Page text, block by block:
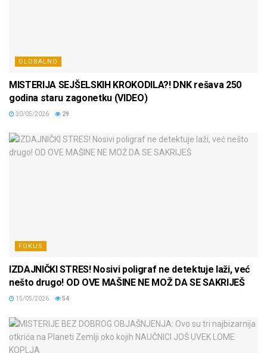
GLOBALNO
MISTERIJA SEJŠELSKIH KROKODILA?! DNK rešava 250
godina staru zagonetku (VIDEO)
30/05/2026 29
FOKUS
IZDAJNIČKI STRES! Nosivi poligraf ne detektuje laži, već
nešto drugo! OD OVE MAŠINE NE MOŽ DA SE SAKRIJEŠ
15/05/2026 54